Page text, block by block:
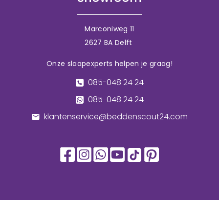
Marconiweg 11
2627 BA Delft
Onze slaapexperts helpen je graag!
085-048 24 24
085-048 24 24
klantenservice@beddenscout24.com